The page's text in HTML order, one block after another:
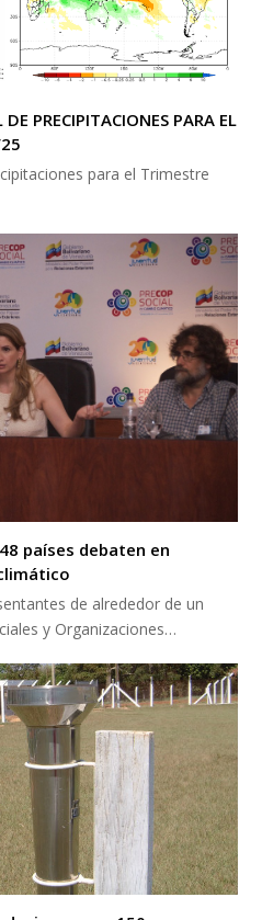
PRECIPITACIONES PARA EL
para el Trimestre
países debaten en
de alrededor de un
y Organizaciones…